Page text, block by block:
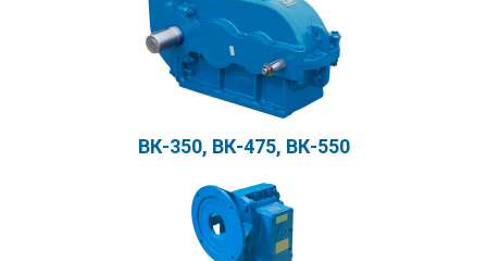
ВК-350, ВК-475, ВК-550